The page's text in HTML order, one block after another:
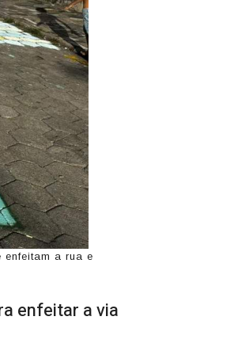
a rua e
enfeitar a via